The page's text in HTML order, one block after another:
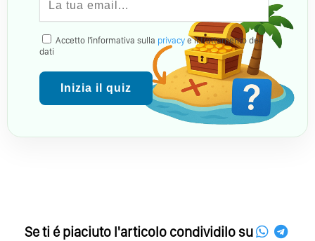
Accetto l'informativa sulla privacy e il trattamento dei
dati
Inizia il quiz
Se ti é piaciuto l'articolo condividilo su